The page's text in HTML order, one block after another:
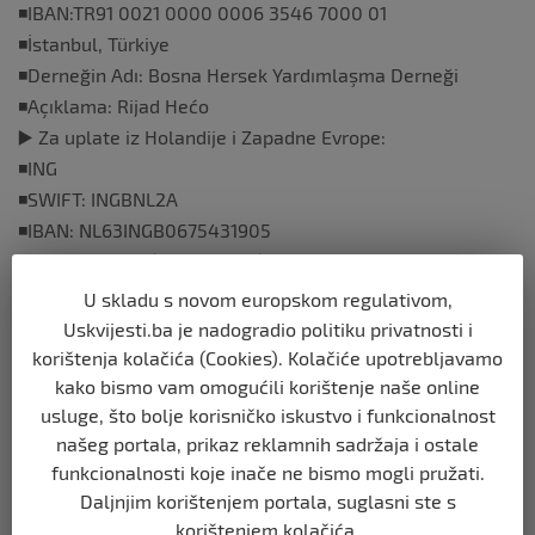
◾️IBAN:TR91 0021 0000 0006 3546 7000 01
◾️İstanbul, Türkiye
◾️Derneğin Adı: Bosna Hersek Yardımlaşma Derneği
◾️Açıklama: Rijad Hećo
▶️ Za uplate iz Holandije i Zapadne Evrope:
◾️ING
◾️SWIFT: INGBNL2A
◾️IBAN: NL63INGB0675431905
◾️St. Pomozi.ba (Help Bosnie) NL
◾️Het doel van de betaling: Edin Škiljo
Za korisnike BBI, Union i Asa banke, omogućena je i
donacija putem KVIKO aplikacije, uz obavezno
naglašavanje svrhe uplate. Za klijente Intesa Sanpaolo
Banke omogućena je donacija putem m-Intesa mobilne
aplikacije, jednokratno ili uz svaki nalog plaćanja.
U skladu s novom europskom regulativom,
Uskvijesti.ba je nadogradio politiku privatnosti i
korištenja kolačića (Cookies). Kolačiće upotrebljavamo
kako bismo vam omogućili korištenje naše online
usluge, što bolje korisničko iskustvo i funkcionalnost
našeg portala, prikaz reklamnih sadržaja i ostale
funkcionalnosti koje inače ne bismo mogli pružati.
Daljnjim korištenjem portala, suglasni ste s
korištenjem kolačića.